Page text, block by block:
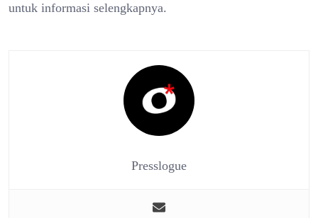
untuk informasi selengkapnya.
Presslogue